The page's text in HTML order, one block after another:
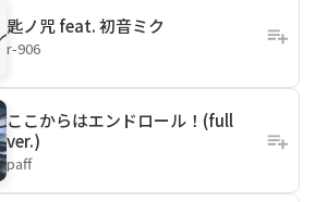
匙ノ咒 feat. 初音ミク
r-906
ここからはエンドロール！(full
ver.)
paff